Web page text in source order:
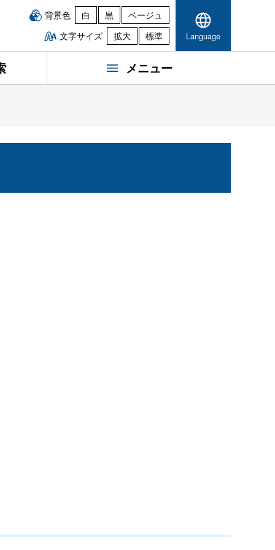
背景色 白 黒
ベージュ
文字サイズ
拡大 標準 Language
メニュー